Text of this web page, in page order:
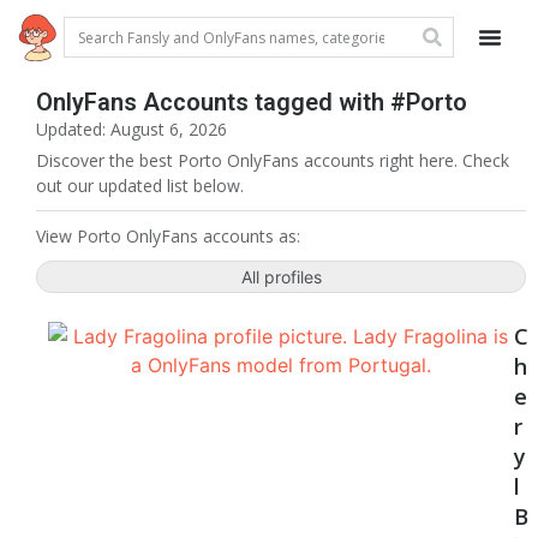
OnlyFans Accounts tagged with #Porto
Updated: August 6, 2026
Discover the best Porto OnlyFans accounts right here. Check
out our updated list below.
View Porto OnlyFans accounts as:
All profiles
C
h
e
r
y
l
B